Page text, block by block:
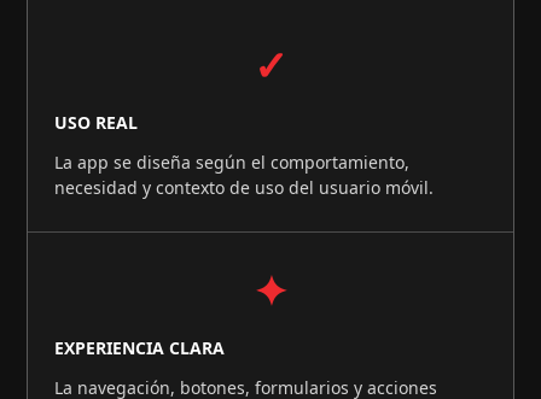
✓
USO REAL
La app se diseña según el comportamiento,
necesidad y contexto de uso del usuario móvil.
✦
EXPERIENCIA CLARA
La navegación, botones, formularios y acciones